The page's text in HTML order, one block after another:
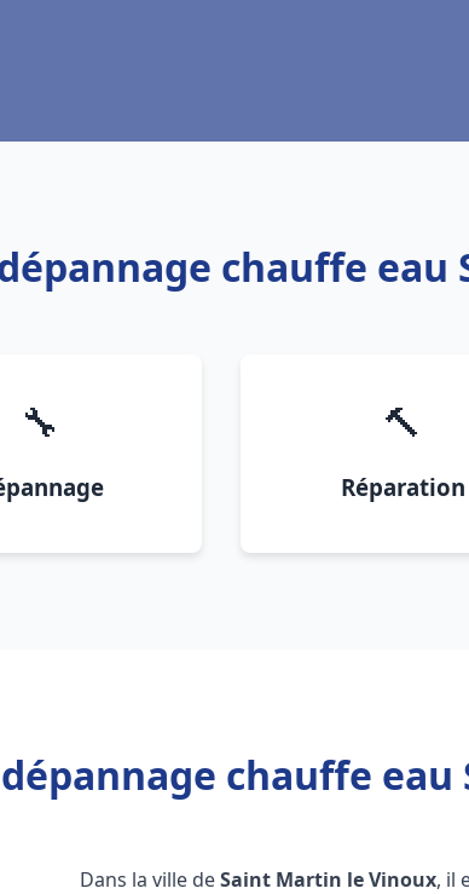
chauffe
🔧 🔨
Réparation
chauffe
Dans la ville deSaint Martin le Vinoux, il